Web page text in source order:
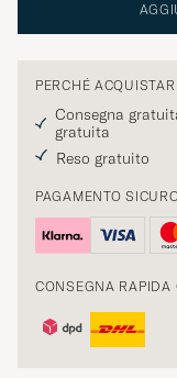
PERCHÉ
Consegna
gratuita
Reso gratuito
PAGAMENTO
CONSEGNA RAPIDA